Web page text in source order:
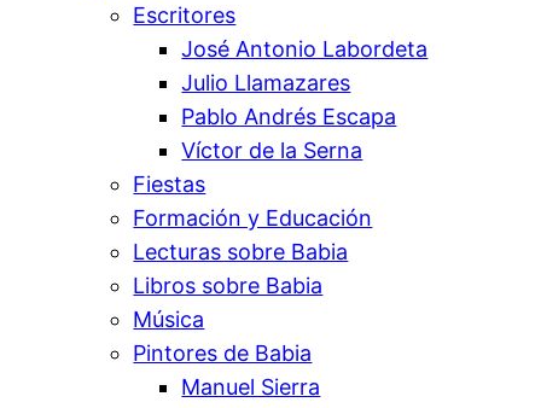
Escritores
José Antonio Labordeta
Julio Llamazares
Pablo Andrés Escapa
Víctor de la Serna
Fiestas
Formación y Educación
Lecturas sobre Babia
Libros sobre Babia
Música
Pintores de Babia
Manuel Sierra